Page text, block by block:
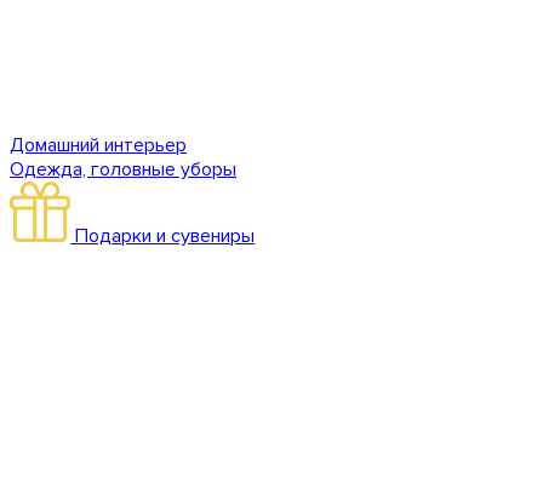
Домашний интерьер
Одежда, головные уборы
Подарки и сувениры